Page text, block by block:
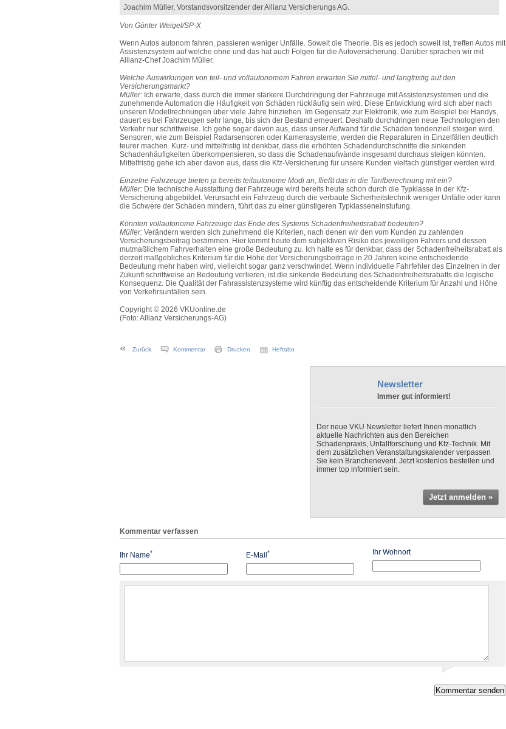
Joachim Müller, Vorstandsvorsitzender der Allianz Versicherungs AG.
Von Günter Weigel/SP-X
Wenn Autos autonom fahren, passieren weniger Unfälle. Soweit die Theorie. Bis es jedoch soweit ist, treffen Autos mit
Assistenzsystem auf welche ohne und das hat auch Folgen für die Autoversicherung. Darüber sprachen wir mit
Allianz-Chef Joachim Müller.
Welche Auswirkungen von teil- und vollautonomem Fahren erwarten Sie mittel- und langfristig auf den
Versicherungsmarkt?
Müller: Ich erwarte, dass durch die immer stärkere Durchdringung der Fahrzeuge mit Assistenzsystemen und die
zunehmende Automation die Häufigkeit von Schäden rückläufig sein wird. Diese Entwicklung wird sich aber nach
unseren Modellrechnungen über viele Jahre hinziehen. Im Gegensatz zur Elektronik, wie zum Beispiel bei Handys,
dauert es bei Fahrzeugen sehr lange, bis sich der Bestand erneuert. Deshalb durchdringen neue Technologien den
Verkehr nur schrittweise. Ich gehe sogar davon aus, dass unser Aufwand für die Schäden tendenziell steigen wird.
Sensoren, wie zum Beispiel Radarsensoren oder Kamerasysteme, werden die Reparaturen in Einzelfällen deutlich
teurer machen. Kurz- und mittelfristig ist denkbar, dass die erhöhten Schadendurchschnitte die sinkenden
Schadenhäufigkeiten überkompensieren, so dass die Schadenaufwände insgesamt durchaus steigen könnten.
Mittelfristig gehe ich aber davon aus, dass die Kfz-Versicherung für unsere Kunden vielfach günstiger werden wird.
Einzelne Fahrzeuge bieten ja bereits teilautonome Modi an, fließt das in die Tarifberechnung mit ein?
Müller: Die technische Ausstattung der Fahrzeuge wird bereits heute schon durch die Typklasse in der Kfz-
Versicherung abgebildet. Verursacht ein Fahrzeug durch die verbaute Sicherheitstechnik weniger Unfälle oder kann
die Schwere der Schäden mindern, führt das zu einer günstigeren Typklasseneinstufung.
Könnten vollautonome Fahrzeuge das Ende des Systems Schadenfreiheitsrabatt bedeuten?
Müller: Verändern werden sich zunehmend die Kriterien, nach denen wir den vom Kunden zu zahlenden
Versicherungsbeitrag bestimmen. Hier kommt heute dem subjektiven Risiko des jeweiligen Fahrers und dessen
mutmaßlichem Fahrverhalten eine große Bedeutung zu. Ich halte es für denkbar, dass der Schadenfreiheitsrabatt als
derzeit maßgebliches Kriterium für die Höhe der Versicherungsbeiträge in 20 Jahren keine entscheidende
Bedeutung mehr haben wird, vielleicht sogar ganz verschwindet. Wenn individuelle Fahrfehler des Einzelnen in der
Zukunft schrittweise an Bedeutung verlieren, ist die sinkende Bedeutung des Schadenfreiheitsrabatts die logische
Konsequenz. Die Qualität der Fahrassistenzsysteme wird künftig das entscheidende Kriterium für Anzahl und Höhe
von Verkehrsunfällen sein.
Copyright © 2026 VKUonline.de
(Foto: Allianz Versicherungs-AG)
Zurück Kommentar Drucken Heftabo
Newsletter
Immer gut informiert!
Der neue VKU Newsletter liefert Ihnen monatlich
aktuelle Nachrichten aus den Bereichen
Schadenpraxis, Unfallforschung und Kfz-Technik. Mit
dem zusätzlichen Veranstaltungskalender verpassen
Sie kein Branchenevent. Jetzt kostenlos bestellen und
immer top informiert sein.
Jetzt anmelden »
Kommentar verfassen
Ihr Name* E-Mail* Ihr Wohnort